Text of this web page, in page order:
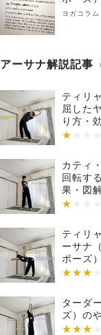
ヨガコラ
アーサナ解説記事
ティリ
屈した
り方・
★
カティ
回転す
果・図
★
ティリ
ーサナ
ポーズ
★★★
ターダ
ズ）の
★★★